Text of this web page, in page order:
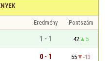
Eredmény
Pontszám
1 - 1 42
5
0 - 1 55
-13